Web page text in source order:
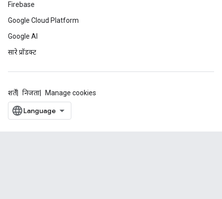
Firebase
Google Cloud Platform
Google AI
सारे प्रॉडक्ट
शर्तें निजता Manage cookies